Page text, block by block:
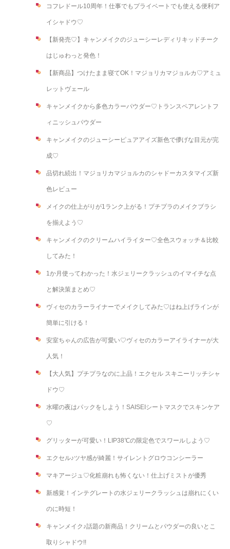
コフレドール10周年！仕事でもプライベートでも使える便利ア
イシャドウ♡
【新発売♡】キャンメイクのジューシーレディリキッドチーク
はじゅわっと発色！
【新商品】つけたまま寝てOK！マジョリカマジョルカ♡アミュ
レットヴェール
キャンメイクから多色カラーパウダー♡トランスペアレントフ
ィニッシュパウダー
キャンメイクのジューシーピュアアイズ新色で儚げな目元が完
成♡
品切れ続出！マジョリカマジョルカのシャドーカスタマイズ新
色レビュー
メイクの仕上がりが1ランク上がる！プチプラのメイクブラシ
を揃えよう♡
キャンメイクのクリームハイライター♡全色スウォッチ＆比較
してみた！
1か月使ってわかった！水ジェリークラッシュのイマイチな点
と解決策まとめ♡
ヴィセのカラーライナーでメイクしてみた♡はね上げラインが
簡単に引ける！
安室ちゃんの広告が可愛い♡ヴィセのカラーアイライナーが大
人気！
【大人気】プチプラなのに上品！エクセル スキニーリッチシャ
ドウ♡
水曜の夜はパックをしよう！SAISEIシートマスクでスキンケア
♡
グリッターが可愛い！LIP38℃の限定色でスワールしよう♡
エクセル♪ツヤ感が綺麗！サイレントグロウコンシーラー
マキアージュ♡化粧崩れも怖くない！仕上げミストが優秀
新感覚！インテグレートの水ジェリークラッシュは崩れにくい
のに時短！
キャンメイク♪話題の新商品！クリームとパウダーの良いとこ
取りシャドウ!!